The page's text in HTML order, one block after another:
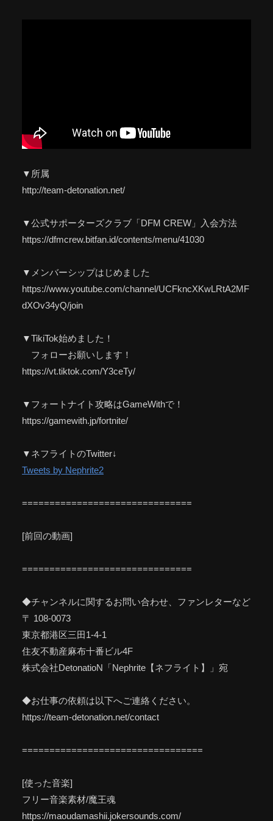
▼所属
http://team-detonation.net/
▼公式サポーターズクラブ「DFM CREW」入会方法
https://dfmcrew.bitfan.id/contents/menu/41030
▼メンバーシップはじめました
https://www.youtube.com/channel/UCFkncXKwLRtA2MF
dXOv34yQ/join
▼TikiTok始めました！
フォローお願いします！
https://vt.tiktok.com/Y3ceTy/
▼フォートナイト攻略はGameWithで！
https://gamewith.jp/fortnite/
▼ネフライトのTwitter↓
Tweets by Nephrite2
===============================
[前回の動画]
===============================
◆チャンネルに関するお問い合わせ、ファンレターなど
〒 108-0073
東京都港区三田1-4-1
住友不動産麻布十番ビル4F
株式会社DetonatioN「Nephrite【ネフライト】」宛
◆お仕事の依頼は以下へご連絡ください。
https://team-detonation.net/contact
=================================
[使った音楽]
フリー音楽素材/魔王魂
https://maoudamashii.jokersounds.com/